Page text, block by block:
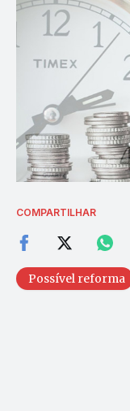
COMPARTILHAR
Possível reforma